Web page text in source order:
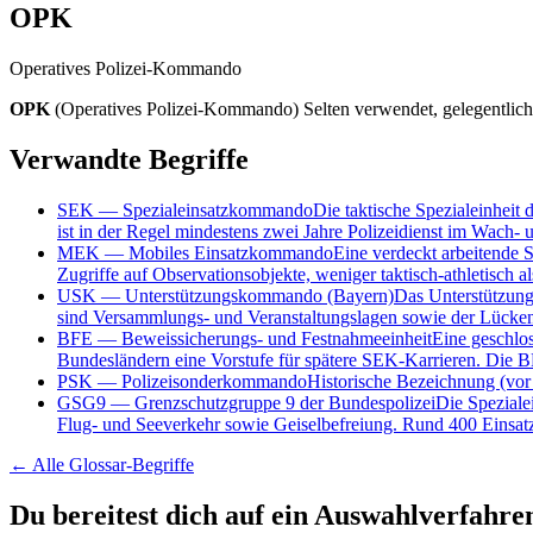
OPK
Operatives Polizei-Kommando
OPK (Operatives Polizei-Kommando) Selten verwendet,
Verwandte Begriffe
SEK — SpezialeinsatzkommandoDie taktische Spezialeinheit
ist in der Regel mindestens zwei Jahre Polizeidienst im Wach-
MEK — Mobiles EinsatzkommandoEine verdeckt arbeitende
Zugriffe auf Observationsobjekte, weniger taktisch-athletisch
USK — Unterstützungskommando (Bayern)Das
sind Versammlungs- und Veranstaltungslagen sowie der
BFE — Beweissicherungs- und FestnahmeeinheitEine
Bundesländern eine Vorstufe für spätere SEK-Karrieren. Die
PSK — PolizeisonderkommandoHistorische Bezeichnung
GSG9 — Grenzschutzgruppe 9 der BundespolizeiDie
Flug- und Seeverkehr sowie Geiselbefreiung. Rund 400
← Alle Glossar-Begriffe
Du bereitest dich auf ein